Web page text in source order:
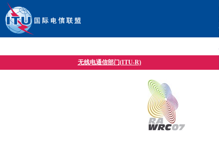
无线电通信部门(ITU-R)